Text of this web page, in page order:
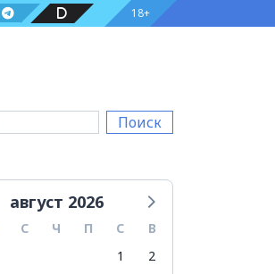
18+
Поиск
август 2026
С Ч П С
В
1
2